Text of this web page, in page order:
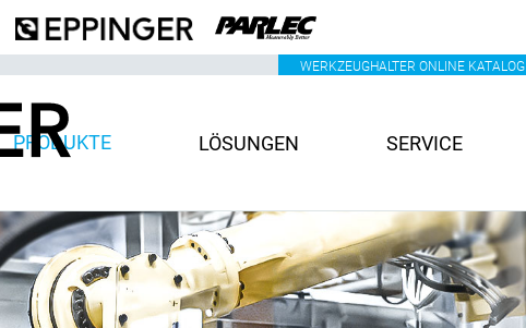
WERKZEUGHALTER ONLINE KATALOG
PRODUKTE LÖSUNGEN SERVICE